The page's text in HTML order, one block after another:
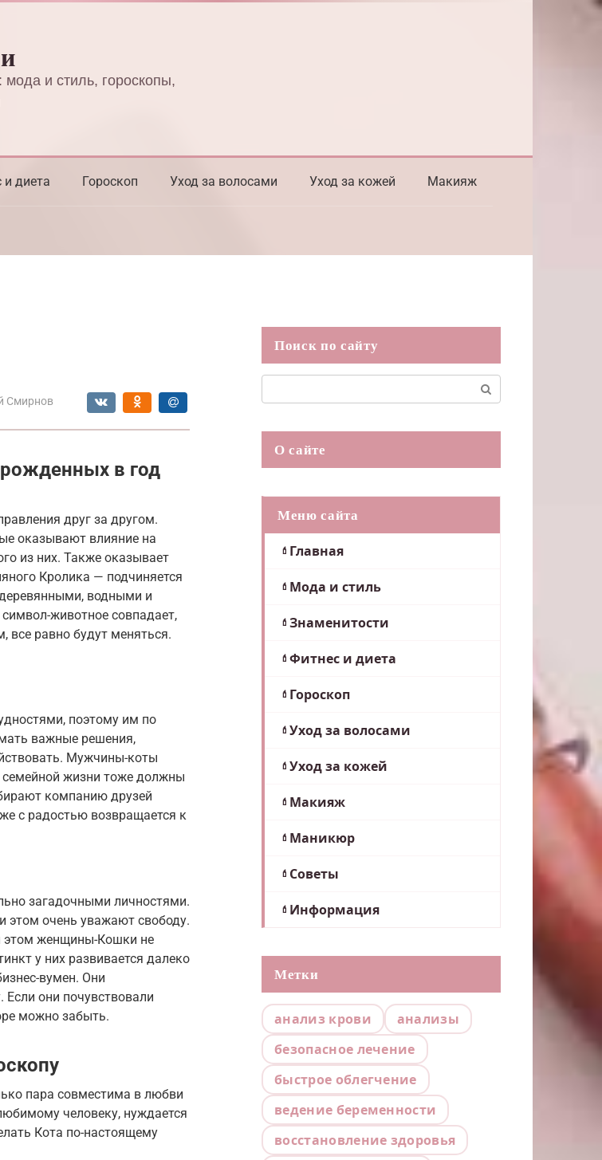
и стиль, гороскопы,
и диета Гороскоп Уход за волосами Уход за кожей Макияж
Смирнов
в год
друг за другом.
оказывают влияние на
из них. Также оказывает
Кролика — подчиняется
водными и
животное совпадает,
все равно будут меняться.
поэтому им по
важные решения,
Мужчины-коты
семейной жизни тоже должны
компанию друзей
с радостью возвращается к
загадочными личностями.
этом очень уважают свободу.
этом женщины-Кошки не
у них развивается далеко
вумен. Они
они почувствовали
можно забыть.
пара совместима в любви
человеку, нуждается
Кота по-настоящему
Поиск по сайту
О сайте
Меню сайта
Главная
Мода и стиль
Знаменитости
Фитнес и диета
Гороскоп
Уход за волосами
Уход за кожей
Макияж
Маникюр
Советы
Информация
Метки
анализ крови
анализы
безопасное лечение
быстрое облегчение
ведение беременности
восстановление здоровья